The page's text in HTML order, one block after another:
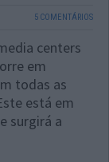
5 COMENTÁRIOS
centers
em
todas as
está em
surgirá a